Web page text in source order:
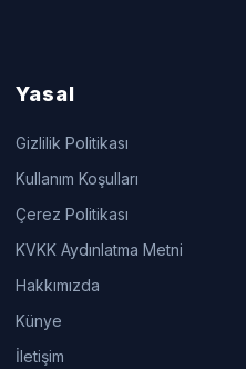
Yasal
Gizlilik Politikası
Kullanım Koşulları
Çerez Politikası
KVKK Aydınlatma Metni
Hakkımızda
Künye
İletişim